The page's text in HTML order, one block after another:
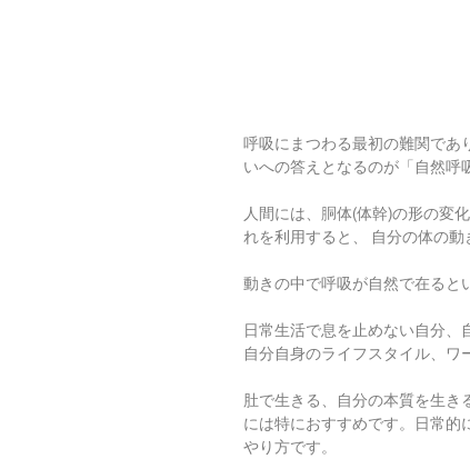
呼吸にまつわる最初の難関であ
いへの答えとなるのが「自然呼
人間には、胴体(体幹)の形の変
れを利用すると、 自分の体の
動きの中で呼吸が自然で在ると
日常生活で息を止めない自分、
自分自身のライフスタイル、ワ
肚で生きる、自分の本質を生
には特におすすめです。日常
やり方です。